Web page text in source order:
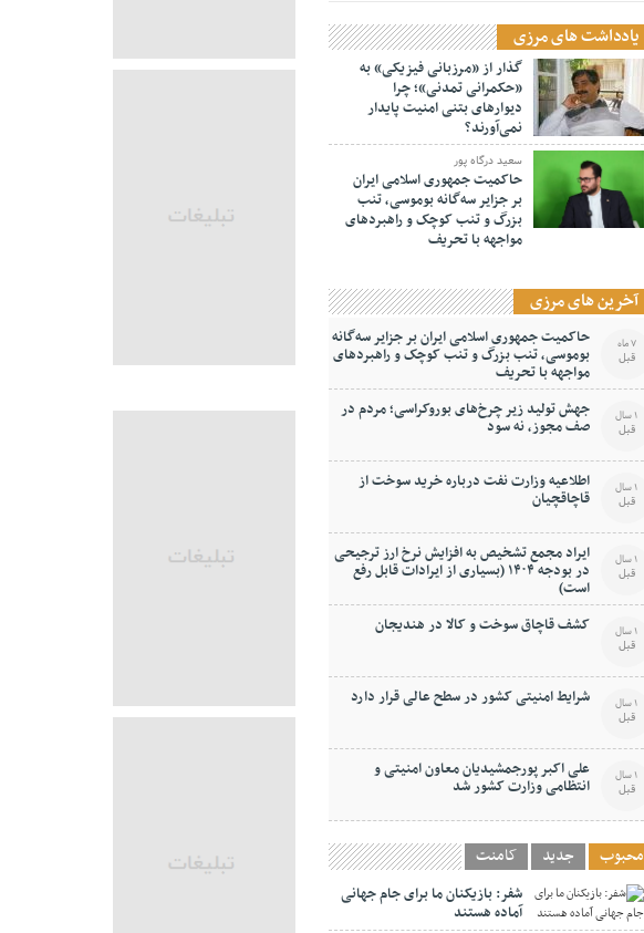
یادداشت های مرزی
گذار از «مرزبانی فیزیکی» به
«حکمرانی تمدنی»؛ چرا
دیوارهای بتنی امنیت پایدار
نمی‌آورند؟
سعید درگاه پور
حاکمیت جمهوری اسلامی ایران
بر جزایر سه‌گانه بوموسی، تنب
بزرگ و‌ تنب کوچک و راهبردهای
مواجهه با تحریف
آخرین های مرزی
حاکمیت جمهوری اسلامی ایران بر جزایر سه‌گانه
بوموسی، تنب بزرگ و‌ تنب کوچک و راهبردهای
مواجهه با تحریف
7 ماه
قبل
جهش تولید زیر چرخ‌های بوروکراسی؛ مردم در
صف مجوز، نه سود 1 سال
قبل
اطلاعیه وزارت نفت درباره خرید سوخت از
قاچاقچیان 1 سال
قبل
ایراد مجمع تشخیص به افزایش نرخ ارز ترجیحی
در بودجه ۱۴۰۴ (بسیاری از ایرادات قابل رفع
است)
1 سال
قبل
کشف قاچاق سوخت و کالا در هندیجان 1 سال
قبل
شرایط امنیتی کشور در سطح عالی قرار دارد 1 سال
قبل
علی اکبر پورجمشیدیان معاون امنیتی و
انتظامی وزارت کشور شد 1 سال
قبل
محبوب جدید کامنت
شفر: بازیکنان ما برای جام جهانی
آماده هستند